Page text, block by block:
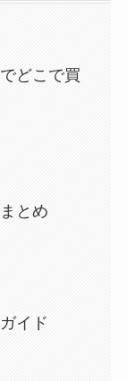
どこで買
とめ
イド